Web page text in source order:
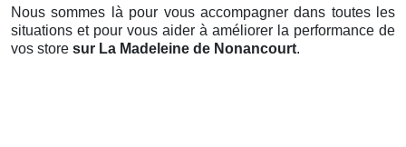
Nous sommes là pour vous accompagner dans toutes les
situations et pour vous aider à améliorer la performance de
vos store sur La Madeleine de Nonancourt.